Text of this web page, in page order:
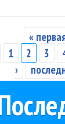
«
1 2 3
›